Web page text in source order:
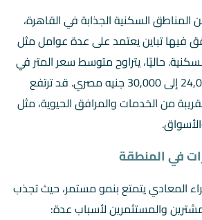
المناطق السكنية الجذابة في القاهرة،
فيها تباين يعتمد على عدة عوامل مثل
حاليًا، يتراوح متوسط سعر المتر في
زهراء المعادي بين 24,000 إلى 30,000 جنيه مصري. قد ترتفع
من الخدمات والمرافق الحيوية، مثل
في المنطقة
المعادي يتمتع بنمو مستمر، حيث تجذب
والمستثمرين لأسباب عدة: